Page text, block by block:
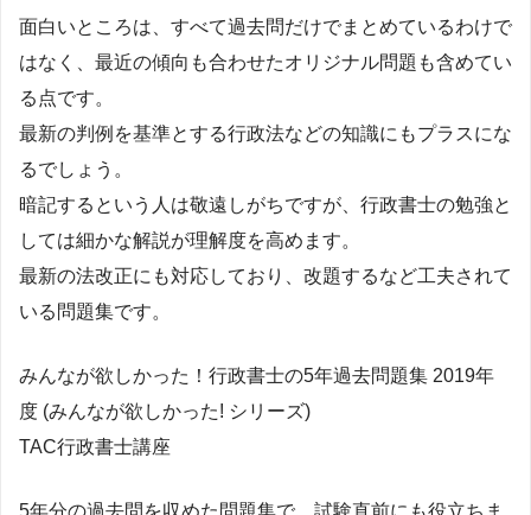
面白いところは、すべて過去問だけでまとめているわけで
はなく、最近の傾向も合わせたオリジナル問題も含めてい
る点です。
最新の判例を基準とする行政法などの知識にもプラスにな
るでしょう。
暗記するという人は敬遠しがちですが、行政書士の勉強と
しては細かな解説が理解度を高めます。
最新の法改正にも対応しており、改題するなど工夫されて
いる問題集です。
みんなが欲しかった！行政書士の5年過去問題集 2019年
度 (みんなが欲しかった! シリーズ)
TAC行政書士講座
5年分の過去問を収めた問題集で、試験直前にも役立ちま